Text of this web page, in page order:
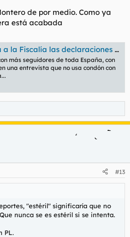
de por medio. Como ya
está acabada
Naim Darrechi tras alardear de engañar a sus parejas para no usar condón
más seguidores de toda España, con
una entrevista que no usa condón con
#13
"estéril" significaría que no
nunca se es estéril si se intenta.
PL.